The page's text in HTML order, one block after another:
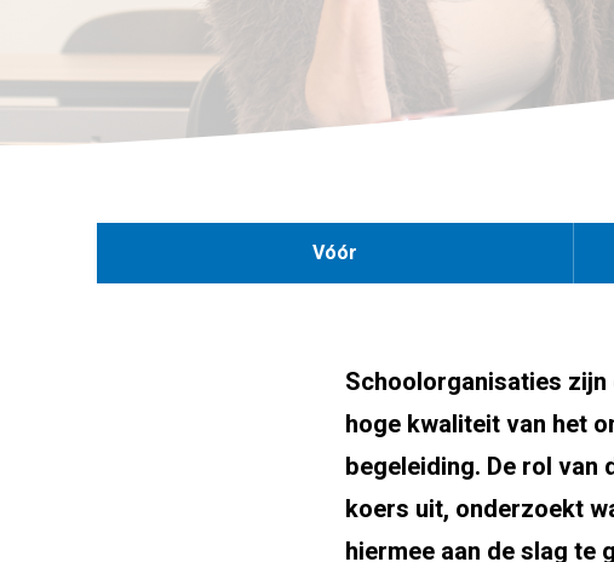
Vóór
Schoolorganisaties
hoge kwaliteit van het
begeleiding. De rol
koers uit, onderzoekt
hiermee aan de slag te